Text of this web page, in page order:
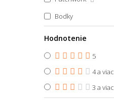
45x70 půlkruh
45x75
45x75 půlkruh
45x140
Bodky
Škandinávsky
Hodnotenie
5
4 a viac
3 a viac